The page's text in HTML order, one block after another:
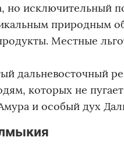
но исключительный
природным
Местные
дальневосточный
которых не
и особый дух